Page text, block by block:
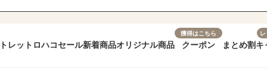
レット ロハコセール新着商品オリジナル商品
獲得はこちら
クーポン まとめ割キ